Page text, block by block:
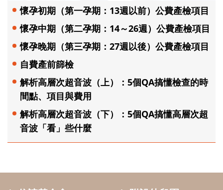
懷孕初期（第一孕期：13週以前）公費產檢項目
懷孕中期（第二孕期：14～26週）公費產檢項目
懷孕晚期（第三孕期：27週以後）公費產檢項目
自費產前篩檢
解析高層次超音波（上）：5個QA搞懂檢查的時
間點、項目與費用
解析高層次超音波（下）：5個QA搞懂高層次超
音波「看」些什麼